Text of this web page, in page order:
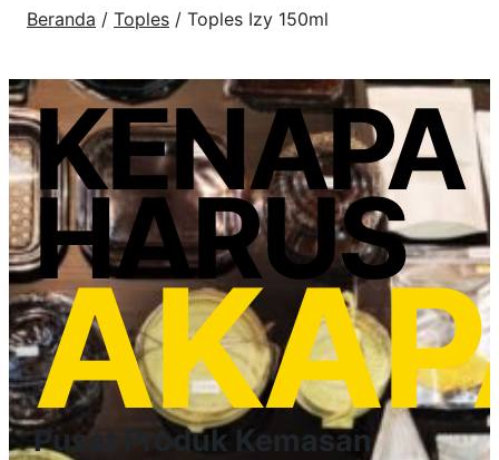
Beranda / Toples / Toples Izy 150ml
KENAPA
HARUS
Pusat Produk Kemasan